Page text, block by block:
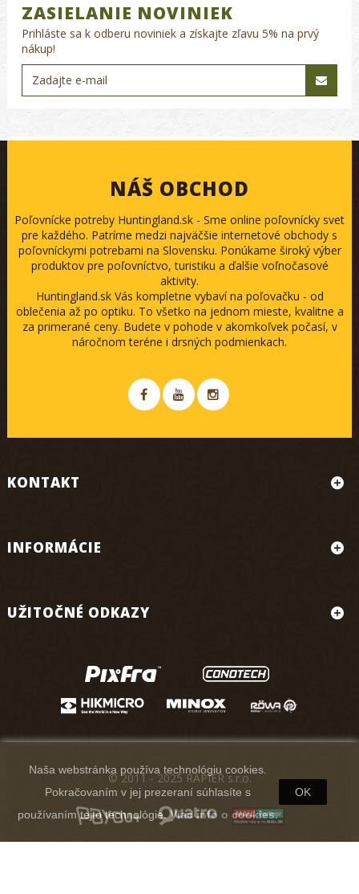
ZASIELANIE NOVINIEK
Prihláste sa k odberu noviniek a získajte zľavu 5% na prvý
nákup!
NÁŠ OBCHOD
Poľovnícke potreby Huntingland.sk - Sme online poľovnícky svet
pre každého. Patríme medzi najväčšie internetové obchody s
poľovníckymi potrebami na Slovensku. Ponúkame široký výber
produktov pre poľovníctvo, turistiku a ďalšie voľnočasové
aktivity.
Huntingland.sk Vás kompletne vybaví na poľovačku - od
oblečenia až po optiku. To všetko na jednom mieste, kvalitne a
za primerané ceny. Budete v pohode v akomkoľvek počasí, v
náročnom teréne i drsných podmienkach.
KONTAKT
INFORMÁCIE
UŽITOČNÉ ODKAZY
Naša webstránka používa technológiu cookies.
Pokračovaním v jej prezeraní súhlasíte s
používaním tejto technológie.Viac info o cookies.
OK
© 2011 - 2025 RAPIER s.r.o.